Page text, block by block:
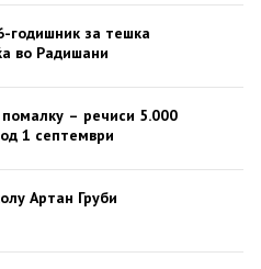
годишник за тешка
во Радишани
– речиси 5.000
1 септември
Артан Груби